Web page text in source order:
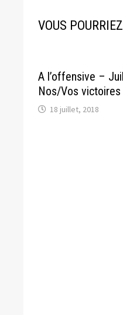
VOUS
A l’offensive –
Nos/Vos victoires
18 juillet, 2018